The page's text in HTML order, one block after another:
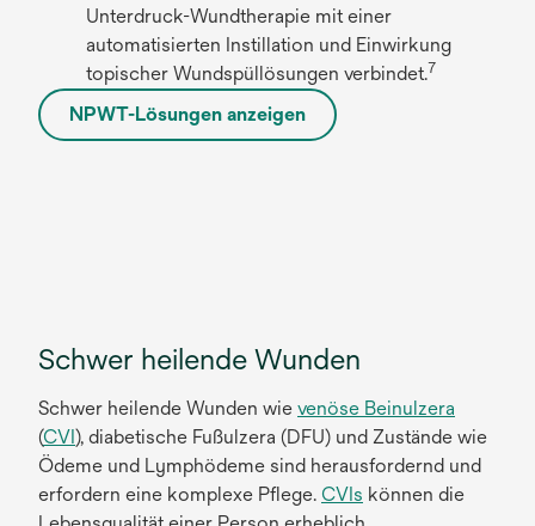
Unterdruck-Wundtherapie mit einer
automatisierten Instillation und Einwirkung
topischer Wundspüllösungen verbindet.7
NPWT-Lösungen anzeigen
Schwer heilende Wunden
Schwer heilende Wunden wie venöse Beinulzera
(CVI), diabetische Fußulzera (DFU) und Zustände wie
Ödeme und Lymphödeme sind herausfordernd und
erfordern eine komplexe Pflege. CVIs können die